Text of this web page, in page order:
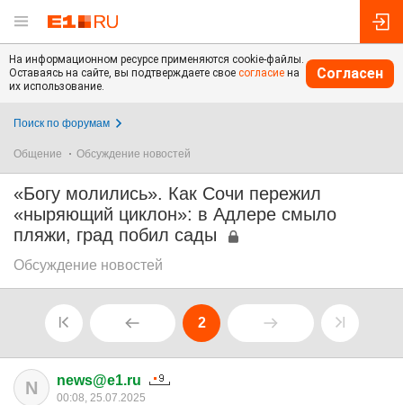
На информационном ресурсе применяются cookie-файлы.
Оставаясь на сайте, вы подтверждаете свое согласие на
их использование.
Согласен
Поиск по форумам
Общение Обсуждение новостей
«Богу молились». Как Сочи пережил
«ныряющий циклон»: в Адлере смыло
пляжи, град побил сады
Обсуждение новостей
2
N news@e1.ru
00:08, 25.07.2025